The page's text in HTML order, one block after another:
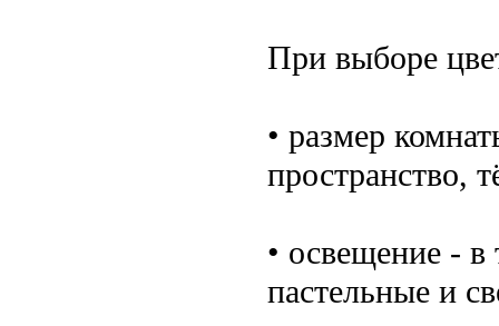
При выборе
• размер
пространство,
• освещение - в
пастельные и